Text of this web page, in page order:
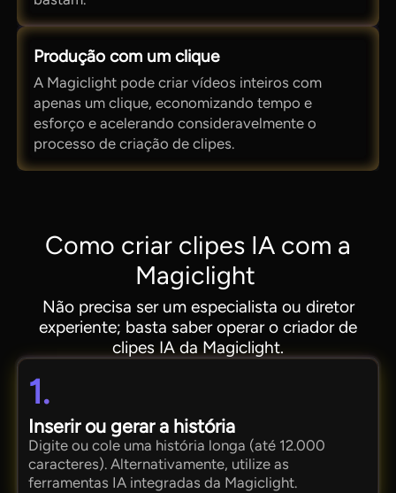
Produção com um clique
A Magiclight pode criar vídeos inteiros com
apenas um clique, economizando tempo e
esforço e acelerando consideravelmente o
processo de criação de clipes.
Como criar clipes IA com a
Magiclight
Não precisa ser um especialista ou diretor
experiente; basta saber operar o criador de
clipes IA da Magiclight.
1.
Inserir ou gerar a história
Digite ou cole uma história longa (até 12.000
caracteres). Alternativamente, utilize as
ferramentas IA integradas da Magiclight.